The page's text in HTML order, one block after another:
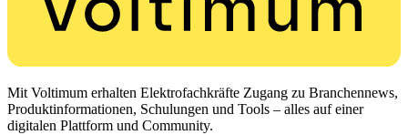
Mit Voltimum erhalten Elektrofachkräfte Zugang zu Branchennews,
Produktinformationen, Schulungen und Tools – alles auf einer
digitalen Plattform und Community.